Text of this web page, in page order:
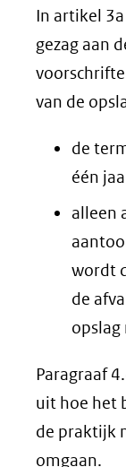
In artikel
gezag aan
van de
de
één
alleen
wordt
de
opslag
Paragraaf
uit hoe het
de praktijk
omgaan.